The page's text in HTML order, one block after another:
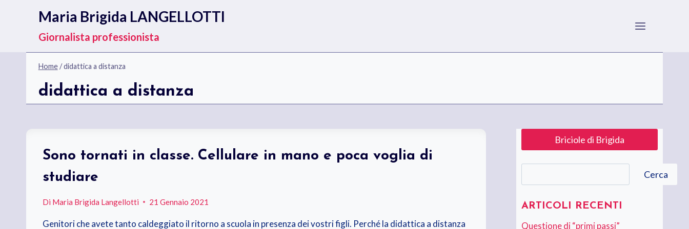
contenuto
Maria Brigida LANGELLOTTI
Giornalista professionista
Home/didattica a distanza
didattica a distanza
Sono tornati in classe. Cellulare in mano e poca voglia di
studiare
Di Maria Brigida Langellotti 21 Gennaio 2021
Genitori che avete tanto caldeggiato il ritorno a scuola in presenza dei vostri figli. Perché la didattica a distanza
Briciole di Brigida
Cerca
ARTICOLI RECENTI
Questione di “primi passi”